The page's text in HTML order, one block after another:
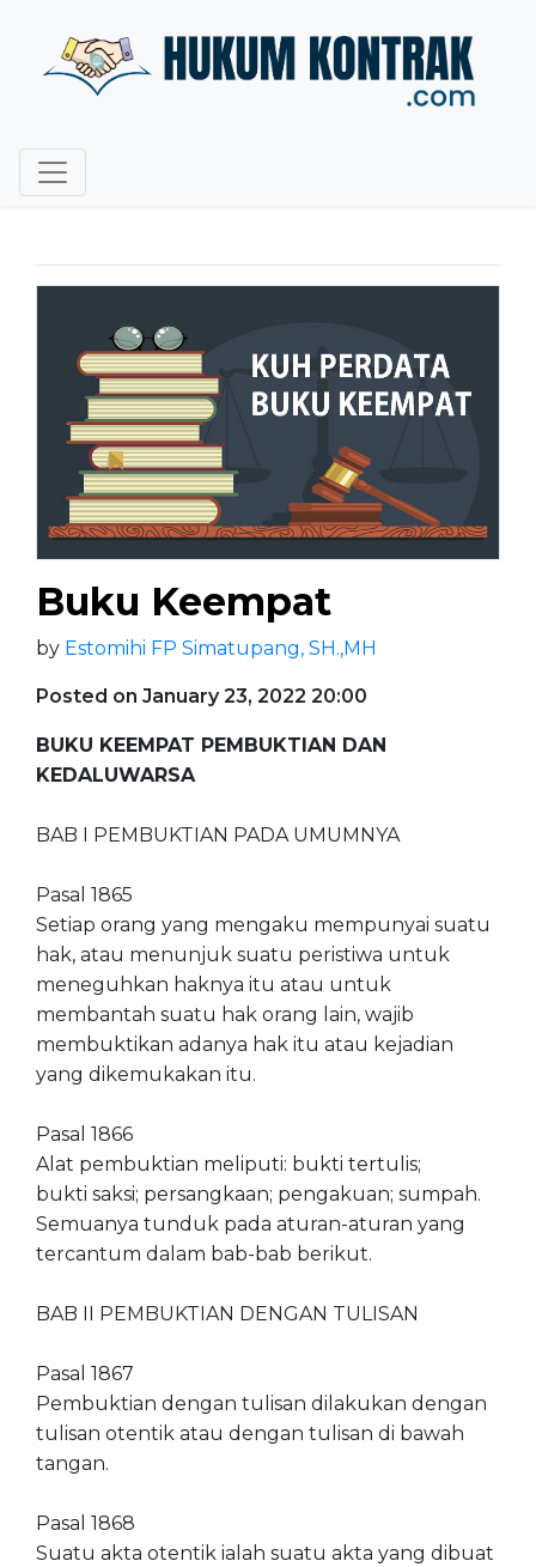
Buku Keempat
by Estomihi FP Simatupang, SH.,MH
Posted on January 23, 2022 20:00
BUKU KEEMPAT PEMBUKTIAN DAN
KEDALUWARSA
BAB I PEMBUKTIAN PADA UMUMNYA
Pasal 1865
Setiap orang yang mengaku mempunyai suatu
hak, atau menunjuk suatu peristiwa untuk
meneguhkan haknya itu atau untuk
membantah suatu hak orang lain, wajib
membuktikan adanya hak itu atau kejadian
yang dikemukakan itu.
Pasal 1866
Alat pembuktian meliputi: bukti tertulis;
bukti saksi; persangkaan; pengakuan; sumpah.
Semuanya tunduk pada aturan-aturan yang
tercantum dalam bab-bab berikut.
BAB II PEMBUKTIAN DENGAN TULISAN
Pasal 1867
Pembuktian dengan tulisan dilakukan dengan
tulisan otentik atau dengan tulisan di bawah
tangan.
Pasal 1868
Suatu akta otentik ialah suatu akta yang dibuat